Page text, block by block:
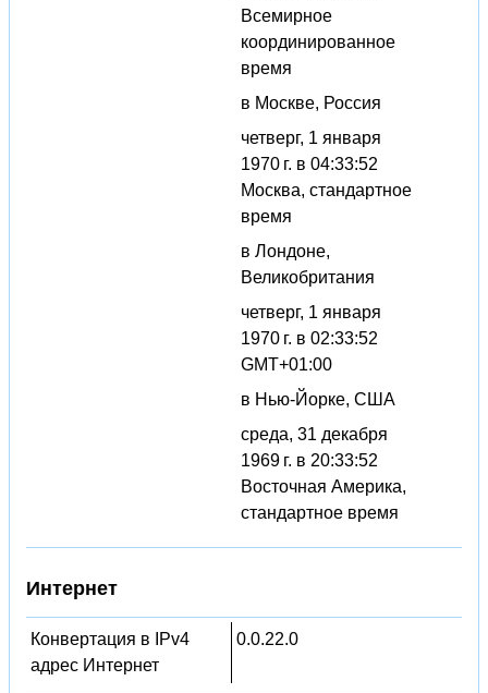
Всемирное
координированное
время
в Москве, Россия
четверг, 1 января
1970 г. в 04:33:52
Москва, стандартное
время
в Лондоне,
Великобритания
четверг, 1 января
1970 г. в 02:33:52
GMT+01:00
в Нью-Йорке, США
среда, 31 декабря
1969 г. в 20:33:52
Восточная Америка,
стандартное время
Интернет
Конвертация в IPv4
адрес Интернет
0.0.22.0